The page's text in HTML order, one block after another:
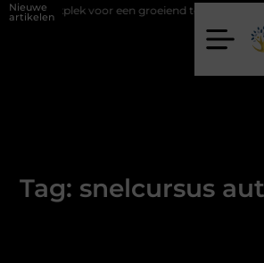
Nieuwe
artikelen
werkplek voor een groeiend team
Tag: snelcursus